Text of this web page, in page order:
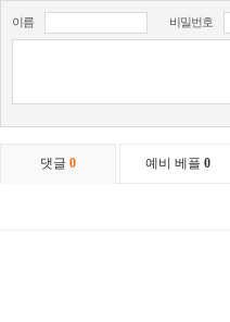
이름 비밀번호
댓글 0 예비 베플 0